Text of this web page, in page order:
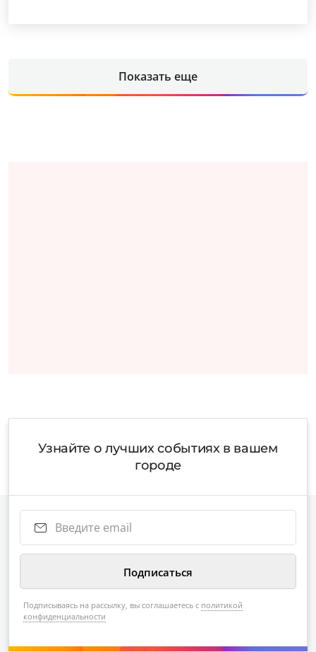
Показать еще
Узнайте о лучших событиях в вашем
городе
Подписываясь на рассылку, вы соглашаетесь с политикой
конфиденциальности